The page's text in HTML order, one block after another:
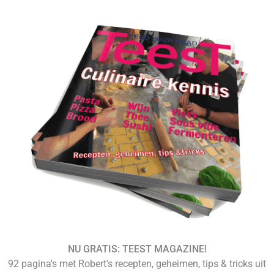
NU GRATIS: TEEST MAGAZINE!
92 pagina's met Robert's recepten, geheimen, tips & tricks uit